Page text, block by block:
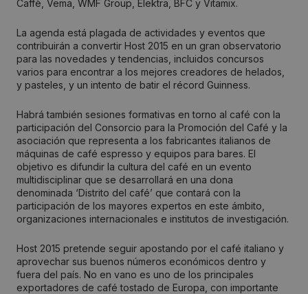
Caffè, Vema, WMF Group, Elektra, BFC y Vitamix.
La agenda está plagada de actividades y eventos que
contribuirán a convertir Host 2015 en un gran observatorio
para las novedades y tendencias, incluidos concursos
varios para encontrar a los mejores creadores de helados,
y pasteles, y un intento de batir el récord Guinness.
Habrá también sesiones formativas en torno al café con la
participación del Consorcio para la Promoción del Café y la
asociación que representa a los fabricantes italianos de
máquinas de café espresso y equipos para bares. El
objetivo es difundir la cultura del café en un evento
multidisciplinar que se desarrollará en una dona
denominada ‘Distrito del café’ que contará con la
participación de los mayores expertos en este ámbito,
organizaciones internacionales e institutos de investigación.
Host 2015 pretende seguir apostando por el café italiano y
aprovechar sus buenos números económicos dentro y
fuera del país. No en vano es uno de los principales
exportadores de café tostado de Europa, con importante